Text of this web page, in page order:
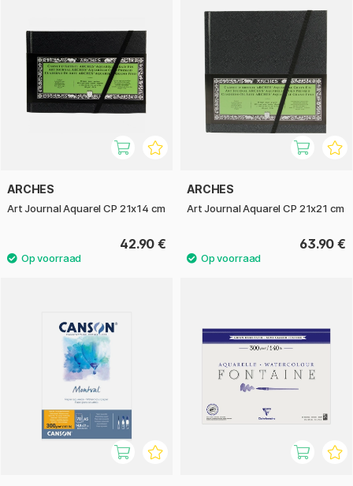
ARCHES
Art Journal Aquarel CP 21x14 cm
42.90 €
ARCHES
Art Journal Aquarel CP 21x21 cm
63.90 €